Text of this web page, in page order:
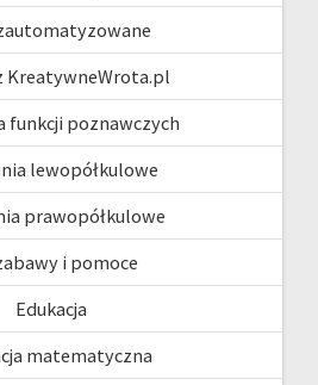
KreatywneWrota.pl
funkcji poznawczych
lewopółkulowe
prawopółkulowe
i pomoce
Edukacja
matematyczna